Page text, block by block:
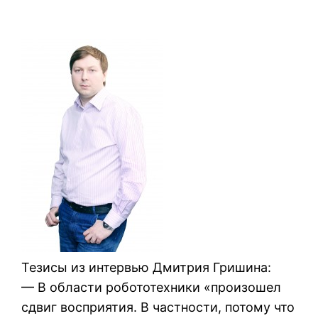
Тезисы из интервью Дмитрия Гришина:
— В области робототехники «произошел
сдвиг восприятия. В частности, потому что